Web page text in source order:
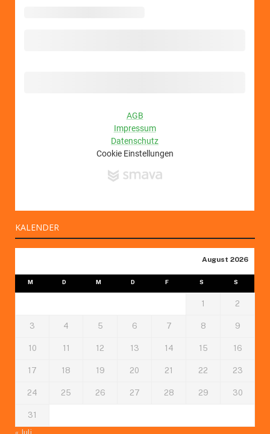
KALENDER
August 2026
M D M D F S S
1 2
3 4 5 6 7 8 9
10 11 12 13 14 15 16
17 18 19 20 21 22 23
24 25 26 27 28 29 30
31